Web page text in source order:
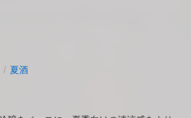
/ 夏酒